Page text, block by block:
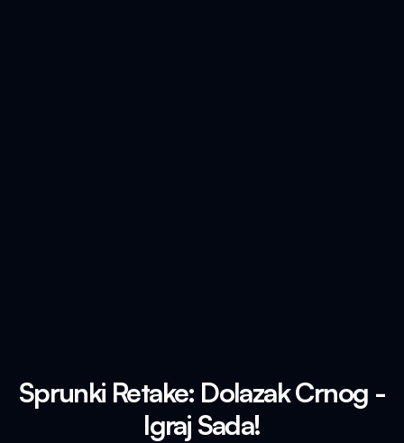
Sprunki Retake: Dolazak Crnog -
Igraj Sada!